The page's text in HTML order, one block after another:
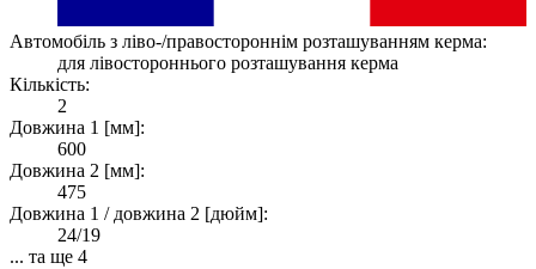
Автомобіль з ліво-/правостороннім розташуванням керма:
для лівостороннього розташування керма
Кількість:
2
Довжина 1 [мм]:
600
Довжина 2 [мм]:
475
Довжина 1 / довжина 2 [дюйм]:
24/19
... та ще 4